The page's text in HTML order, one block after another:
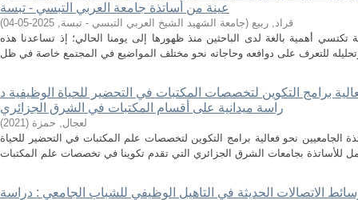
عينة من أساتذة جامعة العربي التبسي - تبسة
قراد, ربيع (جامعة الشهيد الشيخ العربي التبسي - تبسة,
2025-05-04
)
تكتسي أهمية بالغة لدى الباحثين منذ ظهورها إلى يومنا الحالي؛ إذ تساعدنا هذه
برامج التكوين لتخصصات المكتبات في التحضير للحياة الوظيفية د
راسة ميدانية على أقسام المكتبات في الشرق الجزائري
لعجال, حمزة (
2021
)
الجامعيين نحو فعالية برامج التكوين لتخصصات علم المكتبات في التحضير للحياة
الاتصالات الحديثة في التاهيل الوظيفي للشباب الجامعي : دراسة